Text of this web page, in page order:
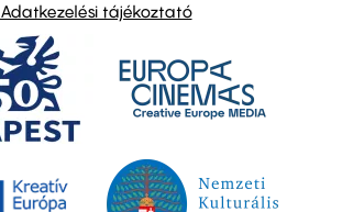
Adatkezelési tájékoztató